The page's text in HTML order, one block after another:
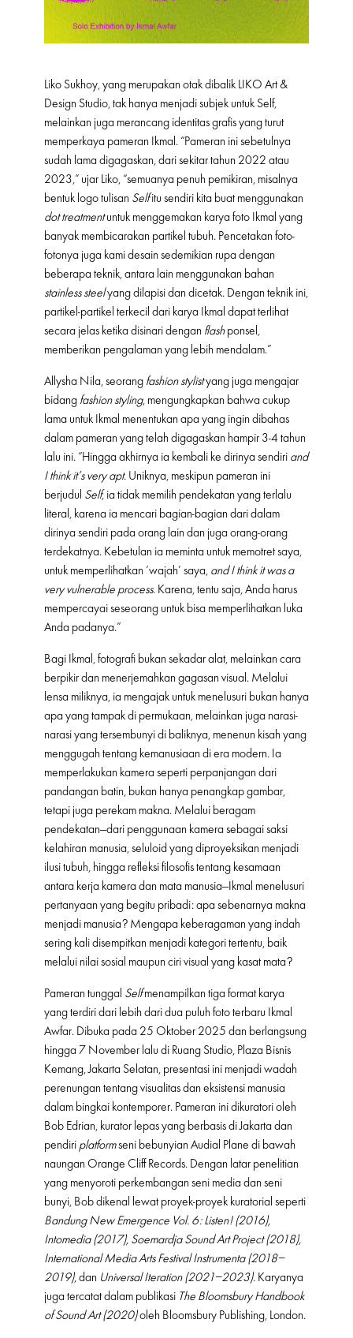
Liko Sukhoy, yang merupakan otak dibalik LIKO Art &
Design Studio, tak hanya menjadi subjek untuk Self,
melainkan juga merancang identitas grafis yang turut
memperkaya pameran Ikmal. “Pameran ini sebetulnya
sudah lama digagaskan, dari sekitar tahun 2022 atau
2023,” ujar Liko, “semuanya penuh pemikiran, misalnya
bentuk logo tulisan Selfitu sendiri kita buat menggunakan
dot treatmentuntuk menggemakan karya foto Ikmal yang
banyak membicarakan partikel tubuh. Pencetakan foto-
fotonya juga kami desain sedemikian rupa dengan
beberapa teknik, antara lain menggunakan bahan
stainless steelyang dilapisi dan dicetak. Dengan teknik ini,
partikel-partikel terkecil dari karya Ikmal dapat terlihat
secara jelas ketika disinari dengan flashponsel,
memberikan pengalaman yang lebih mendalam.”
Allysha Nila, seorang fashion stylistyang juga mengajar
bidang fashion styling, mengungkapkan bahwa cukup
lama untuk Ikmal menentukan apa yang ingin dibahas
dalam pameran yang telah digagaskan hampir 3-4 tahun
lalu ini. “Hingga akhirnya ia kembali ke dirinya sendiri and
I think it’s very apt. Uniknya, meskipun pameran ini
berjudul Self, ia tidak memilih pendekatan yang terlalu
literal, karena ia mencari bagian-bagian dari dalam
dirinya sendiri pada orang lain dan juga orang-orang
terdekatnya. Kebetulan ia meminta untuk memotret saya,
untuk memperlihatkan ‘wajah’ saya, and I think it was a
very vulnerable process. Karena, tentu saja, Anda harus
mempercayai seseorang untuk bisa memperlihatkan luka
Anda padanya.”
Bagi Ikmal, fotografi bukan sekadar alat, melainkan cara
berpikir dan menerjemahkan gagasan visual. Melalui
lensa miliknya, ia mengajak untuk menelusuri bukan hanya
apa yang tampak di permukaan, melainkan juga narasi-
narasi yang tersembunyi di baliknya, menenun kisah yang
menggugah tentang kemanusiaan di era modern. Ia
memperlakukan kamera seperti perpanjangan dari
pandangan batin, bukan hanya penangkap gambar,
tetapi juga perekam makna. Melalui beragam
pendekatan—dari penggunaan kamera sebagai saksi
kelahiran manusia, seluloid yang diproyeksikan menjadi
ilusi tubuh, hingga refleksi filosofis tentang kesamaan
antara kerja kamera dan mata manusia—Ikmal menelusuri
pertanyaan yang begitu pribadi: apa sebenarnya makna
menjadi manusia? Mengapa keberagaman yang indah
sering kali disempitkan menjadi kategori tertentu, baik
melalui nilai sosial maupun ciri visual yang kasat mata?
Pameran tunggal Selfmenampilkan tiga format karya
yang terdiri dari lebih dari dua puluh foto terbaru Ikmal
Awfar. Dibuka pada 25 Oktober 2025 dan berlangsung
hingga 7 November lalu di Ruang Studio, Plaza Bisnis
Kemang, Jakarta Selatan, presentasi ini menjadi wadah
perenungan tentang visualitas dan eksistensi manusia
dalam bingkai kontemporer. Pameran ini dikuratori oleh
Bob Edrian, kurator lepas yang berbasis di Jakarta dan
pendiri platformseni bebunyian Audial Plane di bawah
naungan Orange Cliff Records. Dengan latar penelitian
yang menyoroti perkembangan seni media dan seni
bunyi, Bob dikenal lewat proyek-proyek kuratorial seperti
Bandung New Emergence Vol. 6: Listen! (2016),
Intomedia (2017), Soemardja Sound Art Project (2018),
International Media Arts Festival Instrumenta (2018–
2019), dan Universal Iteration (2021–2023). Karyanya
juga tercatat dalam publikasi The Bloomsbury Handbook
of Sound Art (2020)oleh Bloomsbury Publishing, London.